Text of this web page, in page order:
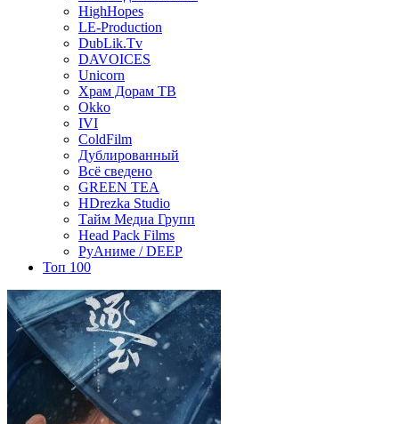
HighHopes
LE-Production
DubLik.Tv
DAVOICES
Unicorn
Храм Дорам ТВ
Okko
IVI
ColdFilm
Дублированный
Всё сведено
GREEN TEA
HDrezka Studio
Тайм Медиа Групп
Head Pack Films
РуАниме / DEEP
Топ 100